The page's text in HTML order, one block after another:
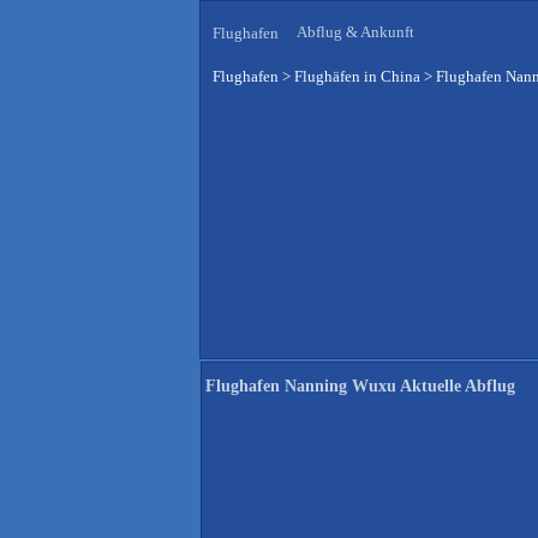
Flughafen Abflug & Ankunft
Flughafen > Flughäfen in China > Flughafen
Flughafen Nanning Wuxu Aktuelle Abflug